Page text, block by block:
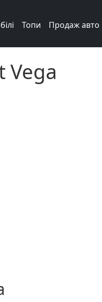
Топи Продаж авто
Vega